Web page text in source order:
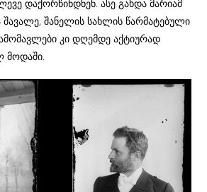
დაქორწინდნენ. ასე გახდა მარიამ
შავალე, შანელის სახლის წარმატებული
კი დღემდე აქტიურად
მოდაში.